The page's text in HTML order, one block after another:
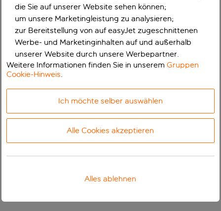
die Sie auf unserer Website sehen können;
um unsere Marketingleistung zu analysieren;
zur Bereitstellung von auf easyJet zugeschnittenen
Werbe- und Marketinginhalten auf und außerhalb
unserer Website durch unsere Werbepartner.
Weitere Informationen finden Sie in unseremGruppen
Cookie-Hinweis.
Ich möchte selber auswählen
Alle Cookies akzeptieren
Alles ablehnen